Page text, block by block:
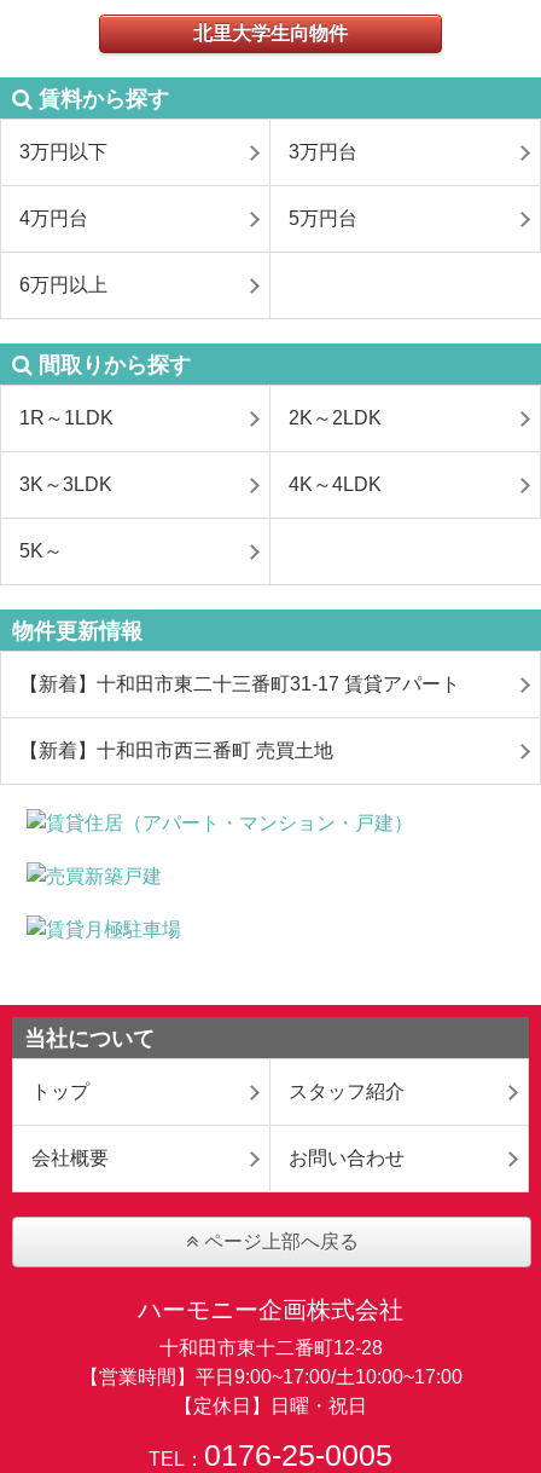
北里大学生向物件
賃料から探す
3万円以下 3万円台
4万円台 5万円台
6万円以上
間取りから探す
1R～1LDK 2K～2LDK
3K～3LDK 4K～4LDK
5K～
物件更新情報
【新着】十和田市東二十三番町31-17 賃貸アパート
【新着】十和田市西三番町 売買土地
当社について
トップ スタッフ紹介
会社概要 お問い合わせ
ページ上部へ戻る
ハーモニー企画株式会社
十和田市東十二番町12-28
【営業時間】平日9:00~17:00/土10:00~17:00
【定休日】日曜・祝日
TEL： 0176-25-0005